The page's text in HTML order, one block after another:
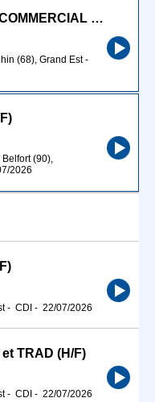
INTERMARCHE - EMPLOYE COMMERCIAL LIQUIDE (H/F)
(68), Grand Est-
(90),
2026
- CDI - 22/07/2026
TRAD (H/F)
- CDI - 22/07/2026